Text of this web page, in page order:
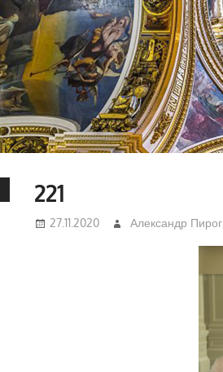
221
27.11.2020 Александр Пирог